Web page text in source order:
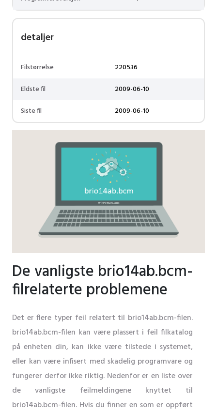
detaljer
Filstørrelse
220536
Eldste fil
2009-06-10
Siste fil
2009-06-10
De vanligste brio14ab.bcm-
filrelaterte problemene
Det er flere typer feil relatert til brio14ab.bcm-filen.
brio14ab.bcm-filen kan være plassert i feil filkatalog
på enheten din, kan ikke være tilstede i systemet,
eller kan være infisert med skadelig programvare og
fungerer derfor ikke riktig. Nedenfor er en liste over
de vanligste feilmeldingene knyttet til
brio14ab.bcm-filen. Hvis du finner en som er oppført